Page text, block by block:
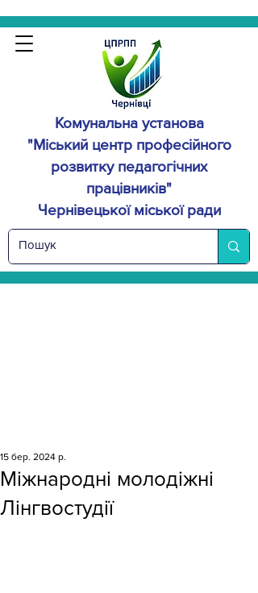
Комунальна установа
"Міський центр професійного
розвитку педагогічних
працівників"
Чернівецької міської ради
Міжнародні молодіжні
Лінгвостудії
15 бер. 2024 р.